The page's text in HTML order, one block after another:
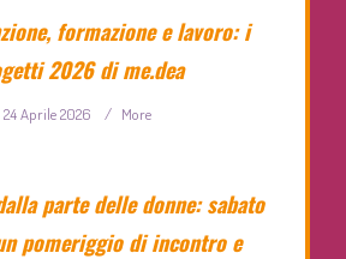
formazione e lavoro: i
2026 di me.dea
24 Aprile 2026 / More
parte delle donne: sabato
pomeriggio di incontro e